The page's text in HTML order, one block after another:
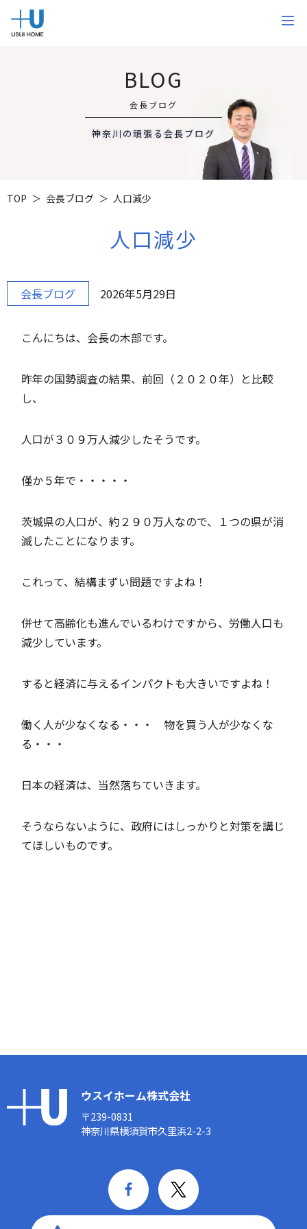
BLOG
会長ブログ
神奈川の頑張る会長ブログ
TOP 会長ブログ 人口減少
人口減少
会長ブログ 2026年5月29日
こんにちは、会長の木部です。
昨年の国勢調査の結果、前回（２０２０年）と比較
し、
人口が３０９万人減少したそうです。
僅か５年で・・・・・
茨城県の人口が、約２９０万人なので、１つの県が消
滅したことになります。
これって、結構まずい問題ですよね！
併せて高齢化も進んでいるわけですから、労働人口も
減少しています。
すると経済に与えるインパクトも大きいですよね！
働く人が少なくなる・・・ 物を買う人が少なくな
る・・・
日本の経済は、当然落ちていきます。
そうならないように、政府にはしっかりと対策を講じ
てほしいものです。
ウスイホーム株式会社
〒239-0831
神奈川県横須賀市久里浜2-2-3